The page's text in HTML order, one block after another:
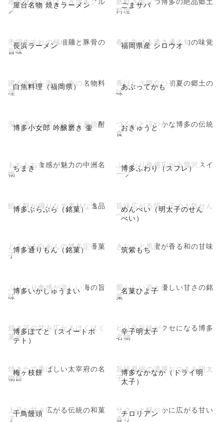
屋台名物 焼きラーメン
メ
ごまサバ
料理
長浜ラーメン
市場生まれの極細麺と豚骨の
旨味
福岡県産 シロウオ
春を告げる透き通る旬の味覚
白魚料理（福岡県）
躍る食感を楽しむ春の名物料
理
あぶってかも
香ばしさ際立つ初夏の郷土の
味
博多小女郎 吟醸磨き 壷
深い香りを楽しむ極上麦焼酎 おきゅうと
つるりと涼やかな博多の伝統
食
ちまき
もちもち食感が魅力の中洲名
物
博多ふわり（スフレ）
ふんわり食感広がる贅沢スイ
ーツ
博多ぶらぶら（銘菓）
餡と餅が織りなす素朴な逸品
めんべい（明太子のせん
べい）
旨味広がる明太子の人気せん
べい
博多通りもん（銘菓）
とろける白あんの博多定番菓
子
筑紫もち
きなこと黒蜜が香る和の甘味
博多いかしゅうまい
ぷりぷり食感が楽しい海の旨
味
名菓ひよ子
愛らしい姿と優しい甘さの銘
菓
博多ぽてと（スイートポ
テト）
焼き芋の甘み広がるほくほく
菓子
辛子明太子
ピリ辛旨味がクセになる博多
名物
梅ヶ枝餅
焼きたて香ばしい太宰府の名
物餅
博多なかなか（ドライ明
太子）
旨味凝縮の濃厚おつまみ明太
子
千鳥饅頭
上品な甘さ広がる伝統の和菓
子
チロリアン
サクッと軽やかに広がる甘い
香り